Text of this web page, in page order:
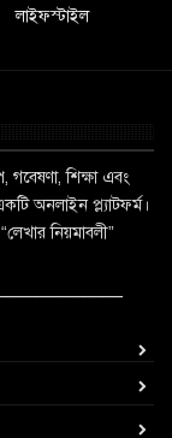
লাইফস্টাইল
গবেষণা, শিক্ষা এবং
অনলাইন প্ল্যাটফর্ম।
নিয়মাবলী”